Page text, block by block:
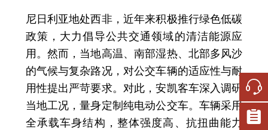
尼日利亚地处西非，近年来积极推行绿色低碳
政策，大力倡导公共交通领域的清洁能源应
用。然而，当地高温、南部湿热、北部多风沙
的气候与复杂路况，对公交车辆的适应性与耐
用性提出严苛要求。对此，安凯客车深入调研
当地工况，量身定制纯电动公交车。车辆采用
全承载车身结构，整体强度高、抗扭曲能力